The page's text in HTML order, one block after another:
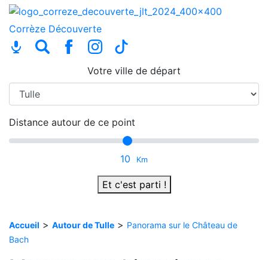
Corrèze Découverte
Votre ville de départ
Distance autour de ce point
10 Km
Et c'est parti !
Accueil > Autour de Tulle > Panorama sur le Château de
Bach